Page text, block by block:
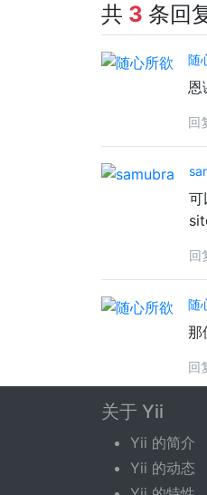
共 3 条回
随
恩
回
可
回
随
那
回
回复话题
您需要登录
关于 Yii
Yii 的简介
Yii 的动态